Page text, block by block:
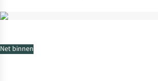
Net binnen